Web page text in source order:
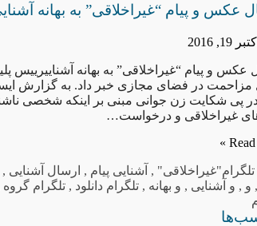
عکس و پیام “غیراخلاقی” به بهانه
اکتبر 19, 2016
عکس و پیام “غیراخلاقی” به بهانه آشناییرییس
مزاحمت در فضای مجازی خبر داد. به گزارش
پی شکایت زن جوانی مبنی بر اینکه شخصی
های غیراخلاقی و درخواست…
Read
"غیراخلاقی" , آشنایی پیام , ارسال آشنایی ,
, و , و آشنایی , و بهانه , تلگرام دانلود , تلگرام گروه